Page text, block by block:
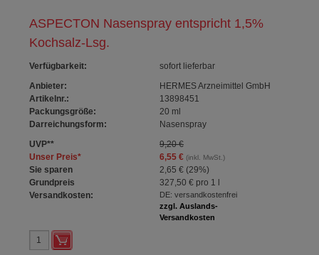
ASPECTON Nasenspray entspricht 1,5%
Kochsalz-Lsg.
Verfügbarkeit:
sofort lieferbar
Anbieter:
HERMES Arzneimittel GmbH
Artikelnr.:
13898451
Packungsgröße:
20 ml
Darreichungsform:
Nasenspray
UVP**
9,20 €
Unser Preis* 6,55 €(inkl. MwSt.)
Sie sparen 2,65 € (29%)
Grundpreis
327,50 €pro 1 l
Versandkosten:
DE: versandkostenfrei
zzgl. Auslands-
Versandkosten